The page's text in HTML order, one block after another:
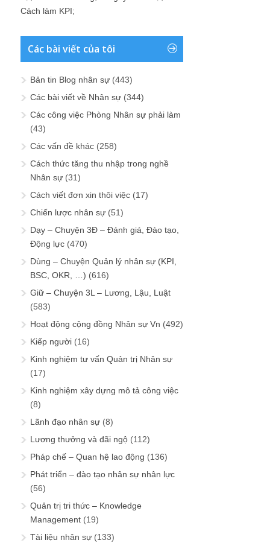
Cách làm KPI;
Các bài viết của tôi
Bản tin Blog nhân sự (443)
Các bài viết về Nhân sự (344)
Các công việc Phòng Nhân sự phải làm
(43)
Các vấn đề khác (258)
Cách thức tăng thu nhập trong nghề
Nhân sự (31)
Cách viết đơn xin thôi việc (17)
Chiến lược nhân sự (51)
Dạy – Chuyện 3Đ – Đánh giá, Đào tạo,
Động lực (470)
Dùng – Chuyện Quản lý nhân sự (KPI,
BSC, OKR, …) (616)
Giữ – Chuyện 3L – Lương, Lậu, Luật
(583)
Hoạt động cộng đồng Nhân sự Vn (492)
Kiếp người (16)
Kinh nghiệm tư vấn Quản trị Nhân sự
(17)
Kinh nghiệm xây dựng mô tả công việc
(8)
Lãnh đạo nhân sự (8)
Lương thưởng và đãi ngộ (112)
Pháp chế – Quan hệ lao động (136)
Phát triển – đào tạo nhân sự nhân lực
(56)
Quản trị tri thức – Knowledge
Management (19)
Tài liệu nhân sự (133)